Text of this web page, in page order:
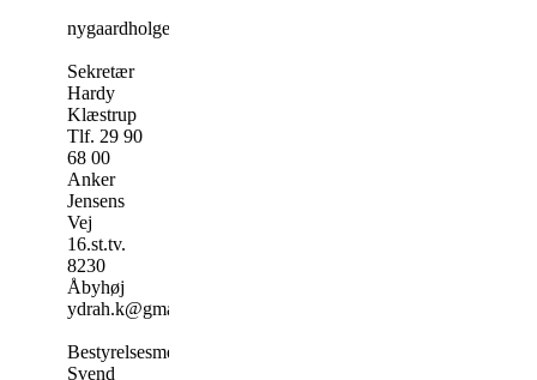
nygaardholger@gmail.com
Sekretær​
Hardy
Klæstrup
Tlf. 29 90
68 00
Anker
Jensens
Vej
16.st.tv.
8230
Åbyhøj
ydrah.k@gmail.com
Bestyrelsesmedlem
Svend